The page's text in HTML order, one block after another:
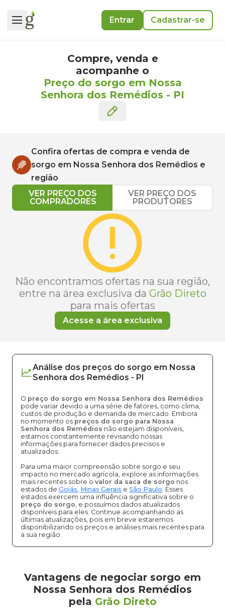
Entrar Cadastrar-se
Compre, venda e
acompanhe o
Preço do sorgo em Nossa
Senhora dos Remédios - PI
Confira ofertas de compra e venda de
sorgo em Nossa Senhora dos Remédios e
região
VER PREÇO DOS
COMPRADORES
VER PREÇO DOS
PRODUTORES
Não encontramos ofertas na sua região,
entre na área exclusiva da Grão Direto
para mais ofertas
Acesse a área exclusiva
Análise dos preços do sorgo em Nossa
Senhora dos Remédios - PI
O preço do sorgo em Nossa Senhora dos Remédios
pode variar devido a uma série de fatores, como clima,
custos de produção e demanda de mercado. Embora
no momento os preços do sorgo para Nossa
Senhora dos Remédios não estejam disponíveis,
estamos constantemente revisando nossas
informações para fornecer dados precisos e
atualizados.
Para uma maior compreensão sobre sorgo e seu
impacto no mercado agrícola, explore as informações
mais recentes sobre o valor da saca de sorgo nos
estados de Goiás, Minas Gerais e São Paulo. Esses
estados exercem uma influência significativa sobre o
preço do sorgo, e possuímos dados atualizados
disponíveis para eles. Continue acompanhando as
últimas atualizações, pois em breve estaremos
disponibilizando os preços e análises mais recentes para
a sua região.
Vantagens de negociar sorgo em
Nossa Senhora dos Remédios
pela Grão Direto